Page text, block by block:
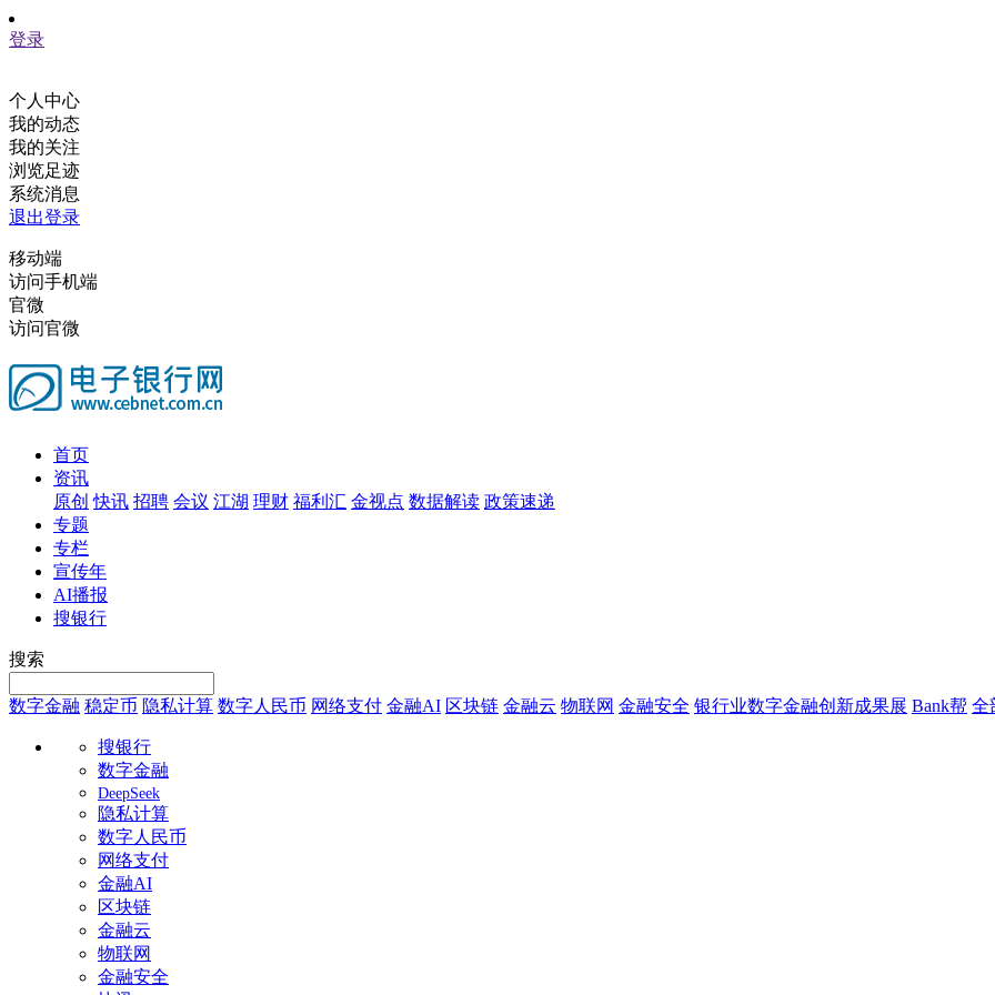
登录
个人中心
我的动态
我的关注
浏览足迹
系统消息
退出登录
移动端
访问手机端
官微
访问官微
首页
资讯
原创 快讯 招聘 会议 江湖 理财 福利汇 金视点 数据解读 政策速递
专题
专栏
宣传年
AI播报
搜银行
搜索
数字金融 稳定币 隐私计算 数字人民币 网络支付 金融AI 区块链 金融云 物联网 金融安全 银行业数字金融创新成果展 Bank帮 全
搜银行
数字金融
DeepSeek
隐私计算
数字人民币
网络支付
金融AI
区块链
金融云
物联网
金融安全